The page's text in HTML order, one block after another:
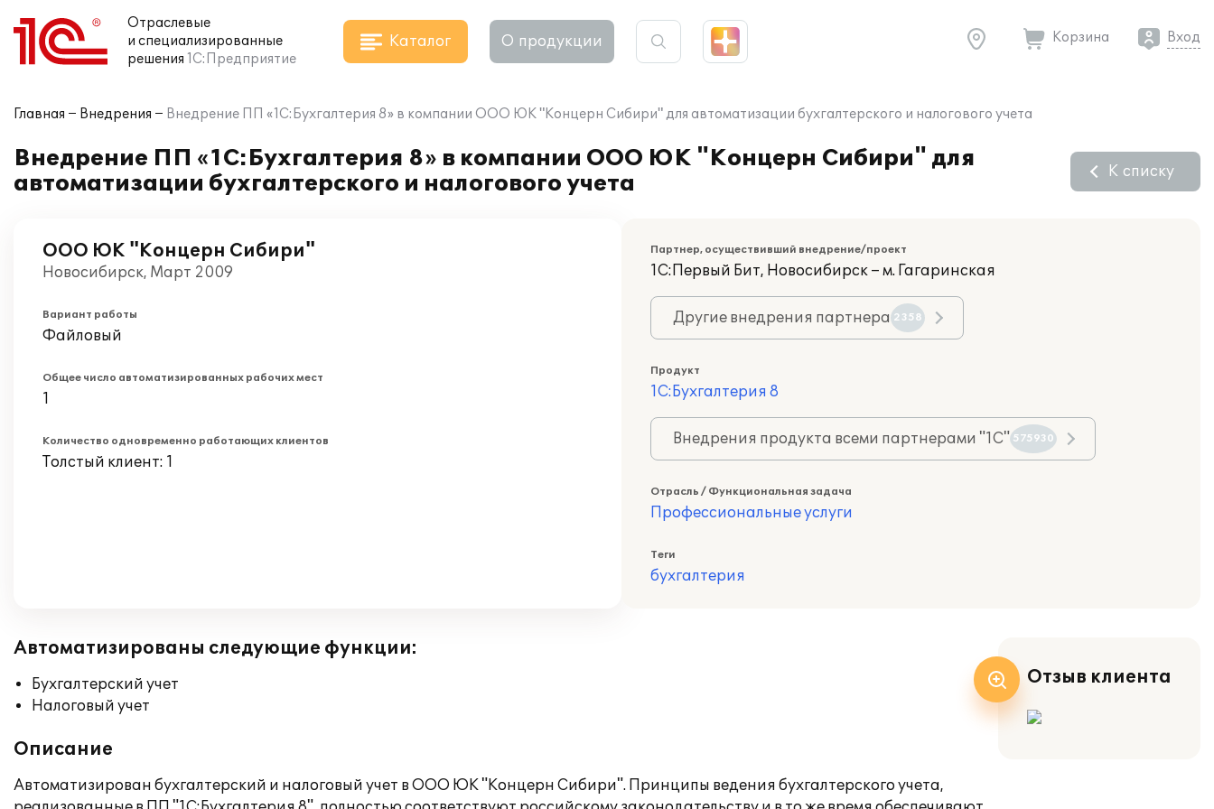
Отраслевые
и специализированные
решения 1С:Предприятие
Каталог О продукции Корзина Вход
Главная Внедрения Внедрение ПП «1С:Бухгалтерия 8» в компании ООО ЮК "Концерн Сибири" для автоматизации бухгалтерского и налогового учета
Внедрение ПП «1С:Бухгалтерия 8» в компании ООО ЮК "Концерн Сибири" для
автоматизации бухгалтерского и налогового учета
К списку
ООО ЮК "Концерн Сибири"
Новосибирск, Март 2009
Вариант работы
Файловый
Общее число автоматизированных рабочих мест
1
Количество одновременно работающих клиентов
Толстый клиент: 1
Партнер, осуществивший внедрение/проект
1С:Первый Бит, Новосибирск – м. Гагаринская
Другие внедрения партнера 2358
Продукт
1С:Бухгалтерия 8
Внедрения продукта всеми партнерами "1С" 575930
Отрасль / Функциональная задача
Профессиональные услуги
Теги
бухгалтерия
Автоматизированы следующие функции:
Бухгалтерский учет
Налоговый учет
Описание
Автоматизирован бухгалтерский и налоговый учет в ООО ЮК "Концерн Сибири". Принципы ведения бухгалтерского учета,
Отзыв клиента